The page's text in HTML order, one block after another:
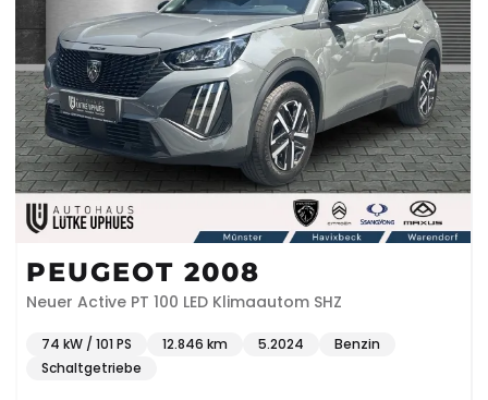
PEUGEOT 2008
Neuer Active PT 100 LED Klimaautom SHZ
74 kW / 101 PS 12.846 km 5.2024
Benzin
Schaltgetriebe